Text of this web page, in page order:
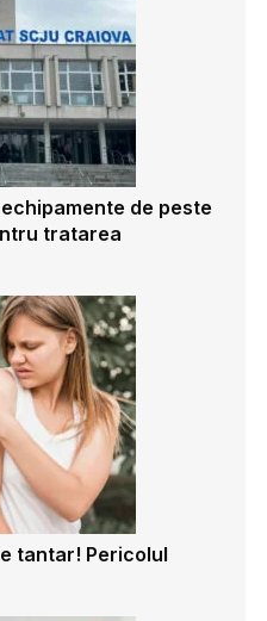
de peste
tratarea
tantar! Pericolul